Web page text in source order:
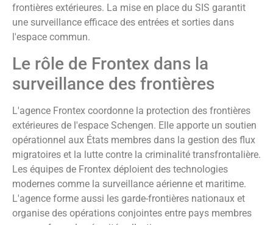
frontières extérieures. La mise en place du SIS garantit
une surveillance efficace des entrées et sorties dans
l'espace commun.
Le rôle de Frontex dans la
surveillance des frontières
L'agence Frontex coordonne la protection des frontières
extérieures de l'espace Schengen. Elle apporte un soutien
opérationnel aux États membres dans la gestion des flux
migratoires et la lutte contre la criminalité transfrontalière.
Les équipes de Frontex déploient des technologies
modernes comme la surveillance aérienne et maritime.
L'agence forme aussi les garde-frontières nationaux et
organise des opérations conjointes entre pays membres